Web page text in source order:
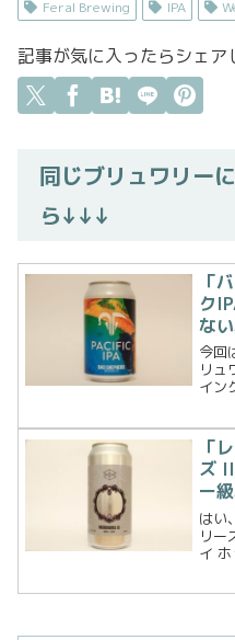
Feral Brewing IPA
記事が気に入ったらシェア
同じブリュワリー
ら↓↓↓
「
ク
な
今回
リュ
イン
た
び
「
ズ
ー
はい
リー
イ
れた